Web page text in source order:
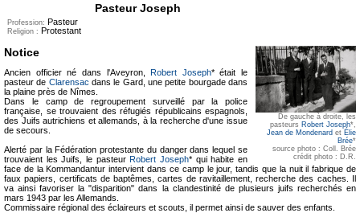
Pasteur Joseph
Profession: Pasteur
Religion : Protestant
De gauche à droite, les
pasteurs Robert Joseph*,
Jean de Mondenard et Élie
Brée*
source photo : Coll. Brée
crédit photo : D.R.
Notice
Ancien officier né dans l'Aveyron,Robert Joseph* était le
pasteur de Clarensac dans le Gard, une petite bourgade dans
la plaine près de Nîmes.
Dans le camp de regroupement surveillé par la police
française, se trouvaient des réfugiés républicains espagnols,
des Juifs autrichiens et allemands, à la recherche d'une issue
de secours.
Alerté par la Fédération protestante du danger dans lequel se
trouvaient les Juifs, le pasteurRobert Joseph* qui habite en
face de la Kommandantur intervient dans ce camp le jour, tandis que la nuit il fabrique de
faux papiers, certificats de baptêmes, cartes de ravitaillement, recherche des caches. Il
va ainsi favoriser la "disparition" dans la clandestinité de plusieurs juifs recherchés en
mars 1943 par les Allemands.
Commissaire régional des éclaireurs et scouts, il permet ainsi de sauver des enfants.